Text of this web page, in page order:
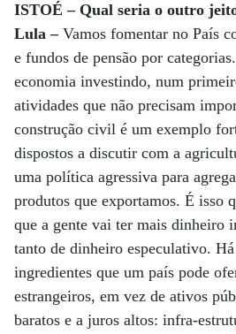
ISTOÉ – Qual seria o outro
Lula – Vamos fomentar no País
e fundos de pensão por
economia investindo, num
atividades que não precisam
construção civil é um exemplo
dispostos a discutir com a
uma política agressiva para
produtos que exportamos. É isso
que a gente vai ter mais dinheiro
tanto de dinheiro especulativo.
ingredientes que um país pode
estrangeiros, em vez de ativos
baratos e a juros altos: infra-